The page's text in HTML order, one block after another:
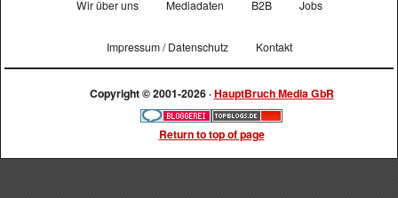
Wir über uns Mediadaten B2B Jobs
Impressum / Datenschutz Kontakt
Copyright © 2001-2026 ·HauptBruch Media GbR
Return to top of page